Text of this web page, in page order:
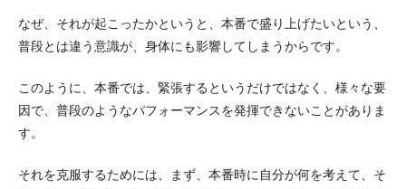
なぜ、それが起こったかというと、本番で盛り上げたいという、
普段とは違う意識が、身体にも影響してしまうからです。
このように、本番では、緊張するというだけではなく、様々な要
因で、普段のようなパフォーマンスを発揮できないことがありま
す。
それを克服するためには、まず、本番時に自分が何を考えて、そ